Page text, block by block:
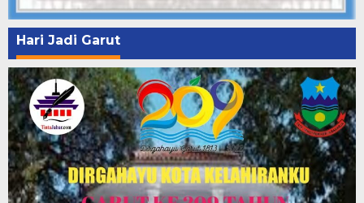
Hari Jadi Garut